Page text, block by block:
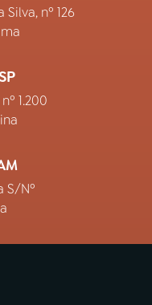
nº 126
1.200
S/Nº